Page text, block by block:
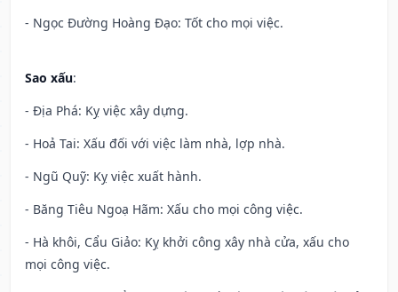
- Ngọc Đường Hoàng Đạo: Tốt cho mọi việc.
Sao xấu:
- Địa Phá: Kỵ việc xây dựng.
- Hoả Tai: Xấu đối với việc làm nhà, lợp nhà.
- Ngũ Quỹ: Kỵ việc xuất hành.
- Băng Tiêu Ngoạ Hãm: Xấu cho mọi công việc.
- Hà khôi, Cẩu Giảo: Kỵ khởi công xây nhà cửa, xấu cho
mọi công việc.